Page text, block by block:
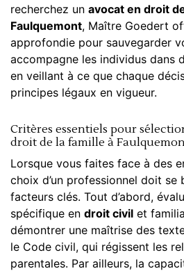
recherchez un avocat en droit
Faulquemont, Maître Goedert
approfondie pour sauvegarder
accompagne les individus dans
en veillant à ce que chaque
principes légaux en vigueur.
Critères essentiels pour
droit de la famille à
Lorsque vous faites face à des
choix d’un professionnel doit se
facteurs clés. Tout d’abord,
spécifique en droit civil et
démontrer une maîtrise des
le Code civil, qui régissent les
parentales. Par ailleurs, la